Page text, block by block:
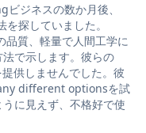
ジネスの数か月後、
探していました。
質、軽量で人間工学に
で示します。彼らの
供しませんでした。彼
different optionsを試
に見えず、不格好で使